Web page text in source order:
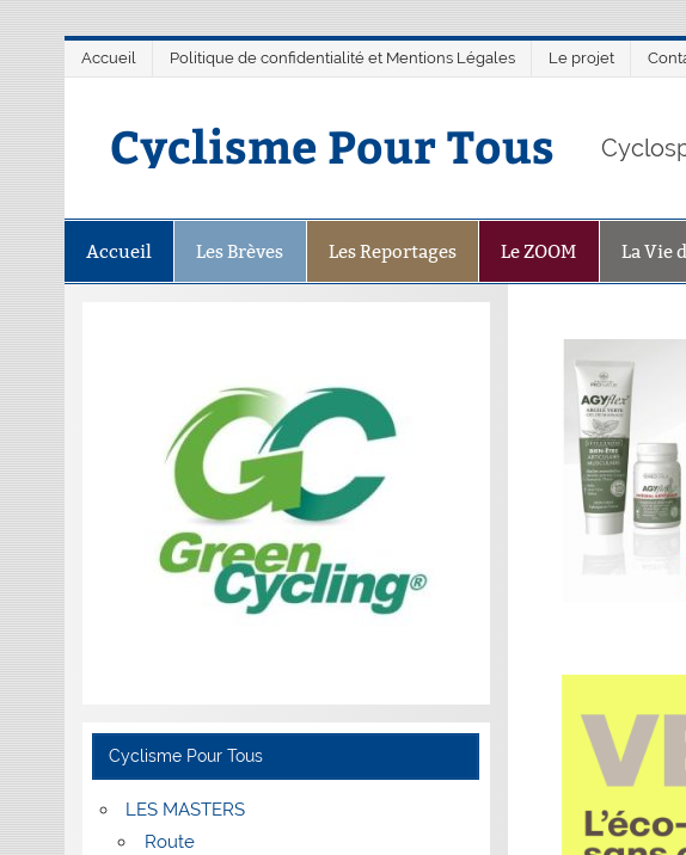
Accueil Politique de confidentialité et Mentions Légales Le projet
Cyclisme Pour Tous
Accueil Les Brèves Les Reportages Le ZOOM La Vie
Cyclisme Pour Tous
LES MASTERS
Route